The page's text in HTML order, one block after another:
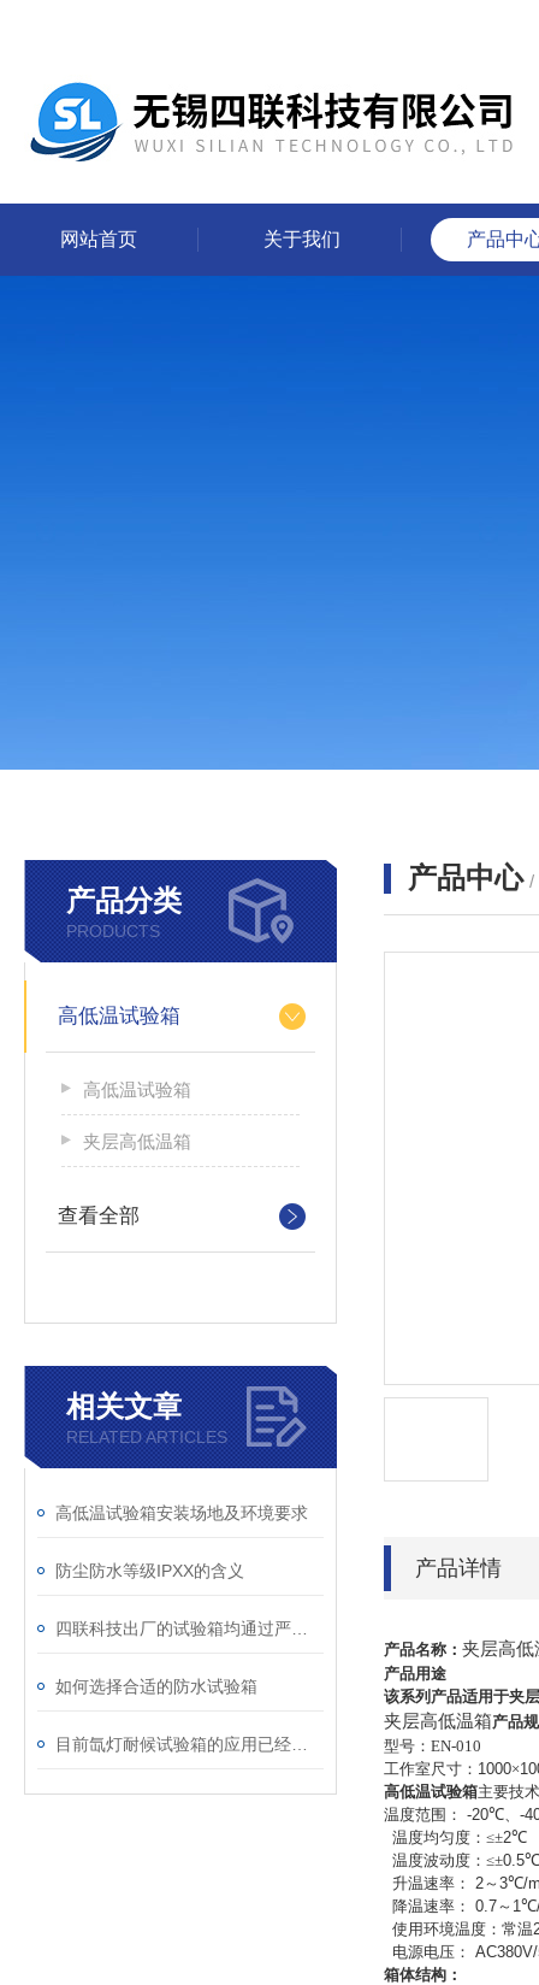
网站首页 关于我们 产品中
产品分类
PRODUCTS
高低温试验箱
高低温试验箱
夹层高低温箱
查看全部
相关文章
RELATED ARTICLES
高低温试验箱安装场地及环境要求
防尘防水等级IPXX的含义
如何选择合适的防水试验箱
产品中心 /
产品详情
产品名称： 夹层高低
产品用途
该系列产品适用于夹
夹层高低温箱产品
型号：EN-010
工作室尺寸： 1000×
高低温试验箱主要技
温度范围： -20℃、 -
温度均匀度：≤±2℃
温度波动度：≤±0.5℃
升温速率： 2～ 3℃/
降温速率： 0.7～ 1℃
使用环境温度：常温
电源电压：
箱体结构：